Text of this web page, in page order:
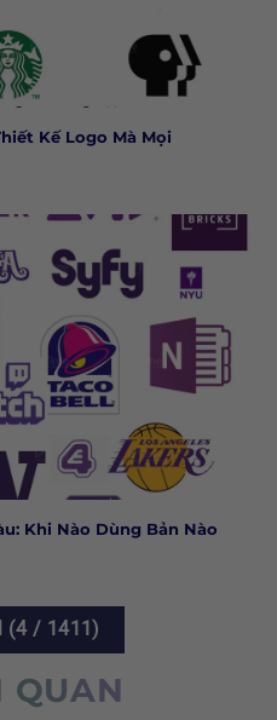
Kế Logo Mà Mọi
Khi Nào Dùng Bản Nào
(4/ 1411)
QUAN